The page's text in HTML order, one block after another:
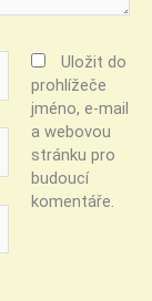
Uložit do
prohlížeče
jméno, e-mail
a webovou
stránku pro
budoucí
komentáře.